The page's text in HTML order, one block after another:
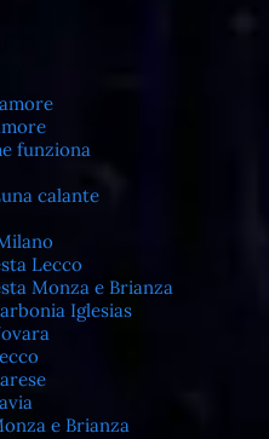
funziona
calante
Lecco
Monza e Brianza
Iglesias
e Brianza